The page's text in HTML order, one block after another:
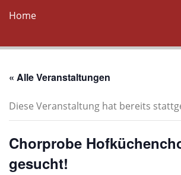
Home
« Alle Veranstaltungen
Diese Veranstaltung hat bereits
Chorprobe
gesucht!